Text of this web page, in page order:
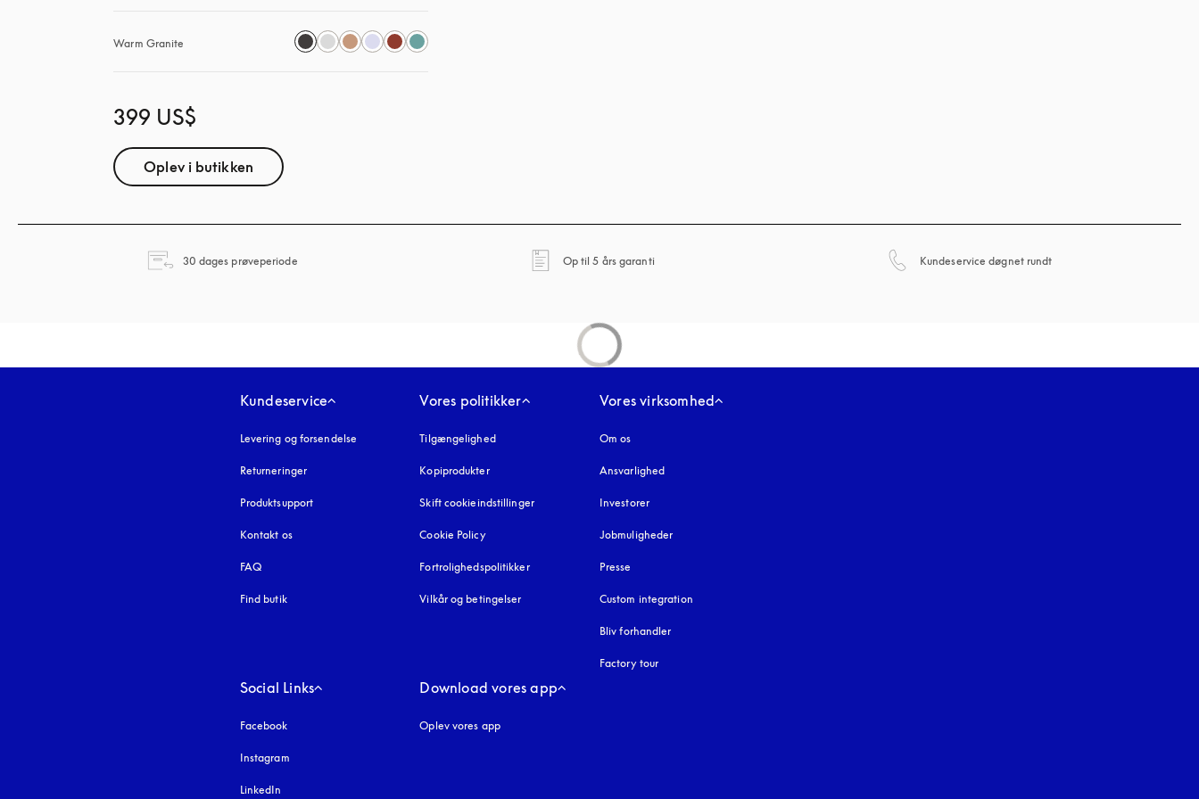
Warm Granite
399 US$
Oplev i butikken
30 dages prøveperiode Op til 5 års garantiåbnes under en ny fane Kundeservice døgnet rundt
Kundeservice
Levering og forsendelse
Returneringer
Produktsupport
Kontakt os
FAQ
Find butik
Vores politikker
Tilgængelighedåbnes under en ny fane
Kopiprodukteråbnes under en ny fane
Skift cookieindstillinger
Cookie Policyåbnes under en ny fane
Fortrolighedspolitikkeråbnes under en ny fane
Vilkår og betingelser
Vores virksomhed
Om os
Ansvarlighed
Investorer
Jobmuligheder
Presse
Custom integration
Bliv forhandler
Factory tour
Social Links
Facebook
Instagram
LinkedIn
Download vores app
Oplev vores app